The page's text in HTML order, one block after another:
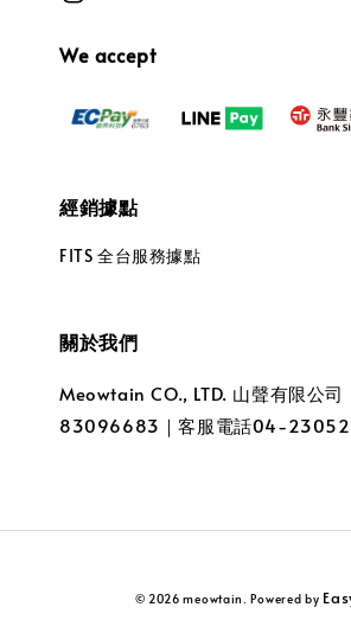
We accept
經銷據點
FITS 全台服務據點
關於我們
Meowtain CO., LTD. 山聲有限公司
83096683｜客服電話04-
© 2026 meowtain. Powered by